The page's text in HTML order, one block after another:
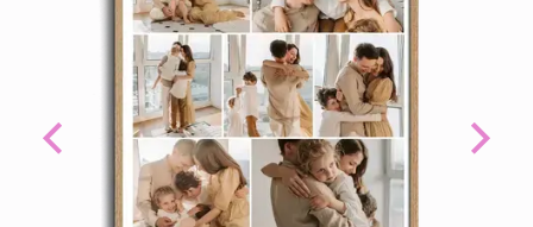
Previous Next